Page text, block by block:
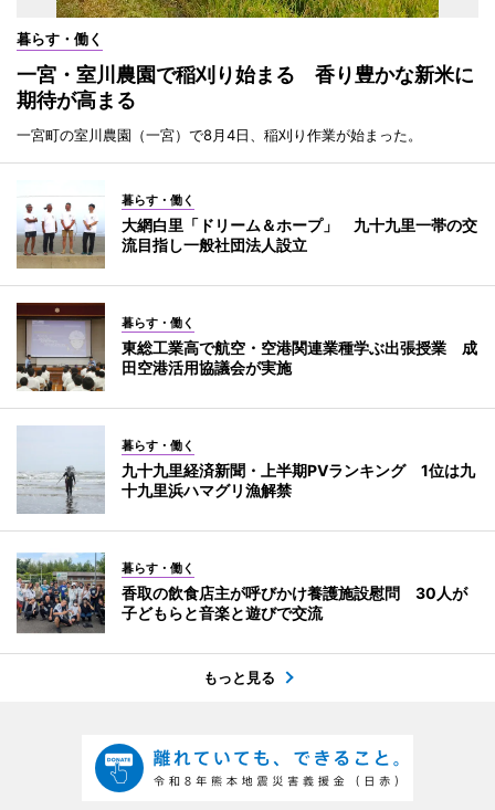
暮らす・働く
一宮・室川農園で稲刈り始まる 香り豊かな新米に
期待が高まる
一宮町の室川農園（一宮）で8月4日、稲刈り作業が始まった。
暮らす・働く
大網白里「ドリーム＆ホープ」 九十九里一帯の交
流目指し一般社団法人設立
暮らす・働く
東総工業高で航空・空港関連業種学ぶ出張授業 成
田空港活用協議会が実施
暮らす・働く
九十九里経済新聞・上半期PVランキング 1位は九
十九里浜ハマグリ漁解禁
暮らす・働く
香取の飲食店主が呼びかけ養護施設慰問 30人が
子どもらと音楽と遊びで交流
もっと見る